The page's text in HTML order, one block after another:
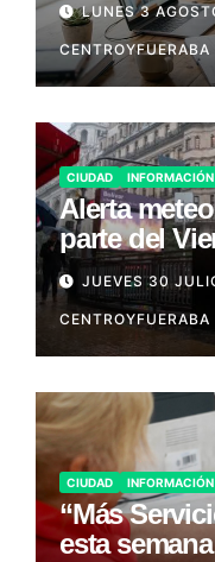
LUNES 3
CENTROYFUERABA
CIUDAD INFORMACIÓN
Alerta
parte del
JUEVES 30
CENTROYFUERABA
CIUDAD INFORMACIÓN
“Más
esta